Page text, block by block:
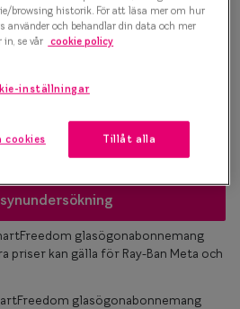
Taberg
du har? Se vår Storleksguide
glasögonabonnemang
priser kan gälla för Ray-Ban Meta och
glasögonabonnemang
browsing historik. För att läsa mer om hur
använder och behandlar din data och mer
se vår cookie policy
inställningar
cookies Tillåt alla